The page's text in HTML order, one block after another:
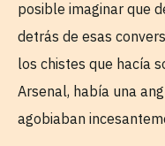
posible imaginar que
detrás de esas
los chistes que hacía
Arsenal, había una
agobiaban